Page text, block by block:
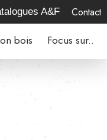
A&F Contact
bois Focus sur..